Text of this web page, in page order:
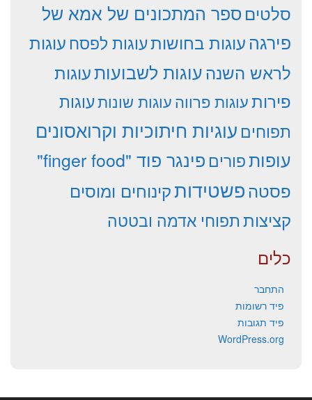
סלטים ספר המתכונים של אמא של
פירגהעוגות בחושותעוגות לפסח עוגות
לראש השנהעוגות לשבועותעוגות
פירותעוגות פרווהעוגות שונותעוגות
תפוחים עוגיות חיתוכיות וקרואסונים
עופותפורים פינגר פוד "finger food"
פסטהפשטידותקינוחים ומוסים
קציצותתפוחי אדמה ובטטה
כלים
התחבר
פיד רשומות
פיד תגובות
WordPress.org